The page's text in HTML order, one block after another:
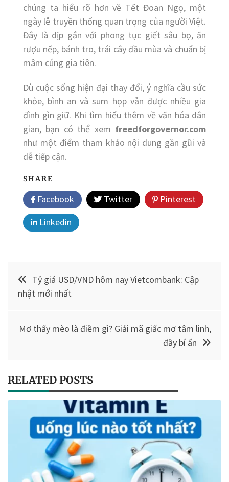
chúng ta hiểu rõ hơn về Tết Đoan Ngọ, một
ngày lễ truyền thống quan trọng của người Việt.
Đây là dịp gắn với phong tục giết sâu bọ, ăn
rượu nếp, bánh tro, trái cây đầu mùa và chuẩn bị
mâm cúng gia tiên.
Dù cuộc sống hiện đại thay đổi, ý nghĩa cầu sức
khỏe, bình an và sum họp vẫn được nhiều gia
đình gìn giữ. Khi tìm hiểu thêm về văn hóa dân
gian, bạn có thể xem freedforgovernor.com
như một điểm tham khảo nội dung gần gũi và
dễ tiếp cận.
SHARE
Facebook Twitter
Pinterest
Linkedin
Điều
hướng
viết
Tỷ giá USD/VND hôm nay Vietcombank: Cập
nhật mới nhất
Mơ thấy mèo là điềm gì? Giải mã giấc mơ tâm linh,
đầy bí ẩn
RELATED POSTS